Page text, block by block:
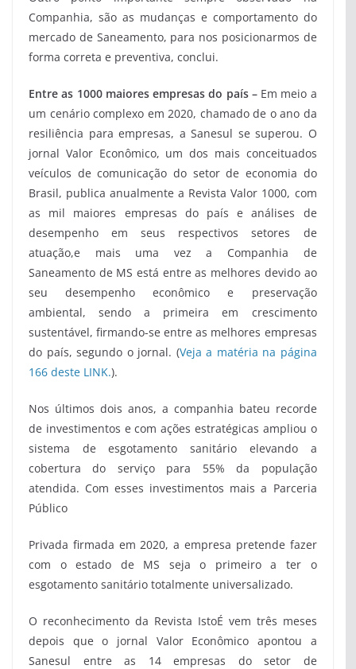
Companhia, são as mudanças e comportamento do
mercado de Saneamento, para nos posicionarmos de
forma correta e preventiva, conclui.
Entre as 1000 maiores empresas do país – Em meio a
um cenário complexo em 2020, chamado de o ano da
resiliência para empresas, a Sanesul se superou. O
jornal Valor Econômico, um dos mais conceituados
veículos de comunicação do setor de economia do
Brasil, publica anualmente a Revista Valor 1000, com
as mil maiores empresas do país e análises de
desempenho em seus respectivos setores de
atuação,e mais uma vez a Companhia de
Saneamento de MS está entre as melhores devido ao
seu desempenho econômico e preservação
ambiental, sendo a primeira em crescimento
sustentável, firmando-se entre as melhores empresas
do país, segundo o jornal. (Veja a matéria na página
166 deste LINK.).
Nos últimos dois anos, a companhia bateu recorde
de investimentos e com ações estratégicas ampliou o
sistema de esgotamento sanitário elevando a
cobertura do serviço para 55% da população
atendida. Com esses investimentos mais a Parceria
Público
Privada firmada em 2020, a empresa pretende fazer
com o estado de MS seja o primeiro a ter o
esgotamento sanitário totalmente universalizado.
O reconhecimento da Revista IstoÉ vem três meses
depois que o jornal Valor Econômico apontou a
Sanesul entre as 14 empresas do setor de